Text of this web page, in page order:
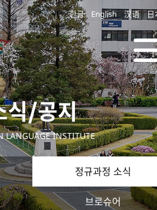
한글 English 汉语 日
식/공지
LANGUAGE INSTITUTE
정규과정 소식
브로슈어